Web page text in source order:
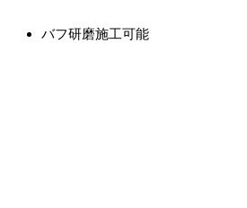
バフ研磨施工可能